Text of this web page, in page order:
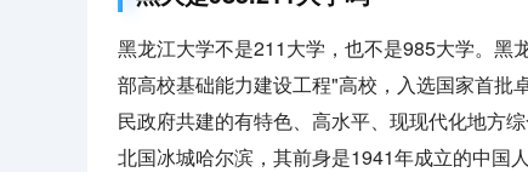
黑龙江大学不是211大学，也不是985大学。黑
部高校基础能力建设工程"高校，入选国家首批
民政府共建的有特色、高水平、现现代化地方
北国冰城哈尔滨，其前身是1941年成立的中国